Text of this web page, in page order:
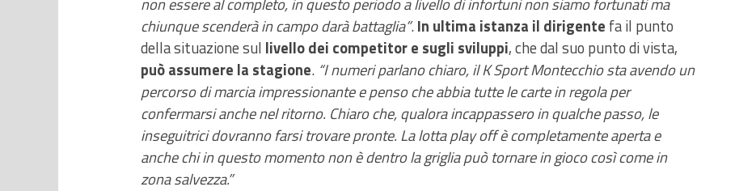
chiunque scenderà in campo darà battaglia”.In ultima istanza il dirigente fa il punto
della situazione sul livello dei competitor e sugli sviluppi, che dal suo punto di vista,
può assumere la stagione. “I numeri parlano chiaro, il K Sport Montecchio sta avendo un
percorso di marcia impressionante e penso che abbia tutte le carte in regola per
confermarsi anche nel ritorno. Chiaro che, qualora incappassero in qualche passo, le
inseguitrici dovranno farsi trovare pronte. La lotta play off è completamente aperta e
anche chi in questo momento non è dentro la griglia può tornare in gioco così come in
zona salvezza.”